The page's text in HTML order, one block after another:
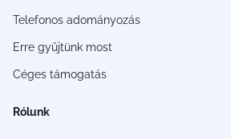
Telefonos adományozás
Erre gyűjtünk most
Céges támogatás
Rólunk